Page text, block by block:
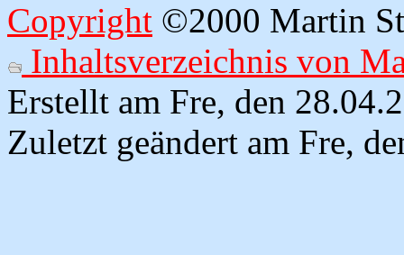
Copyright ©2000 Martin
Inhaltsverzeichnis von
Erstellt am Fre, den
Zuletzt geändert am Fre,